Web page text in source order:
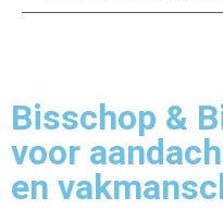
Bisschop &
voor
en